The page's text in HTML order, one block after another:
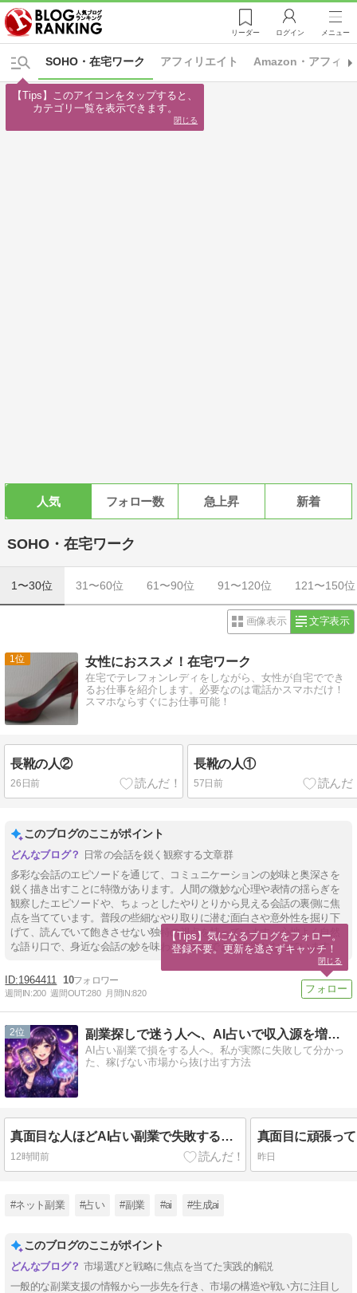
リーダー ログイン メニュー
アフィリエイト Amazon・アフィリ
SOHO・在宅ワーク
人気 フォロー数 急上昇 新着
SOHO・在宅ワーク
1〜30位 31〜60位 61〜90位 91〜120位 121〜150位
画像表示 文字表示
1 女性におススメ！在宅ワーク
在宅でテレフォンレディをしながら、女性が自宅ででき
るお仕事を紹介します。必要なのは電話かスマホだけ！
スマホならすぐにお仕事可能！
長靴の人②
26日前
長靴の人①
57日前
このブログのここがポイント
日常の会話を鋭く観察する文章群
多彩な会話のエピソードを通じて、コミュニケーションの妙味と奥深さを
鋭く描き出すことに特徴があります。人間の微妙な心理や表情の揺らぎを
観察したエピソードや、ちょっとしたやりとりから見える会話の裏側に焦
点を当てています。普段の些細なやり取りに潜む面白さや意外性を掘り下
げて、読んでいて飽きさせない独特の視点を持っています。心地よく自然
な語り口で、身近な会話の妙を味わうことができる内容となっています。
1964411 10
週間IN:200 週間OUT:280 月間IN:820
2 副業探しで迷う人へ、AI占いで収入源を増やす最新活用法
AI占い副業で損をする人へ。私が実際に失敗して分かっ
た、稼げない市場から抜け出す方法
真面目な人ほどAI占い副業で失敗する根本原因とレッドオーシャンから抜け出す市場選択の極意
12時間前 昨日
#ネット副業 #占い #副業 #ai #生成ai
このブログのここがポイント
市場選びと戦略に焦点を当てた実践的解説
一般的な副業支援の情報から一歩先を行き、市場の構造や戦い方に注目し
【Tips】このアイコンをタップすると、
カテゴリ一覧を表示できます。
閉じる
【Tips】気になるブログをフォロー。
登録不要。更新を逃さずキャッチ！
閉じる